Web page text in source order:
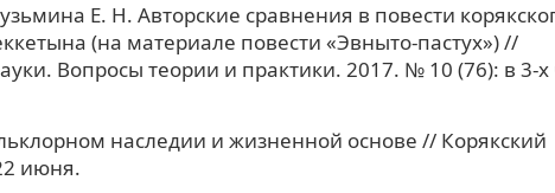
Е. Н. Авторские сравнения в повести
(на материале повести «Эвныто-пастух») //
Вопросы теории и практики. 2017. № 10 (76): в 3-х
наследии и жизненной основе // Корякский
июня.